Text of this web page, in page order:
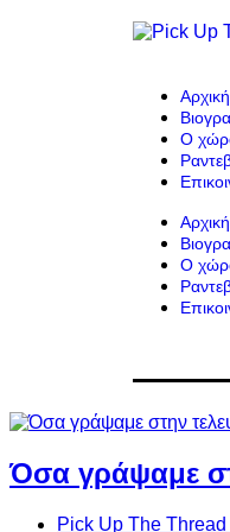
Αρχική
Ο
Αρχική
Ο
Όσα γράψαμε
Pick Up The Thread